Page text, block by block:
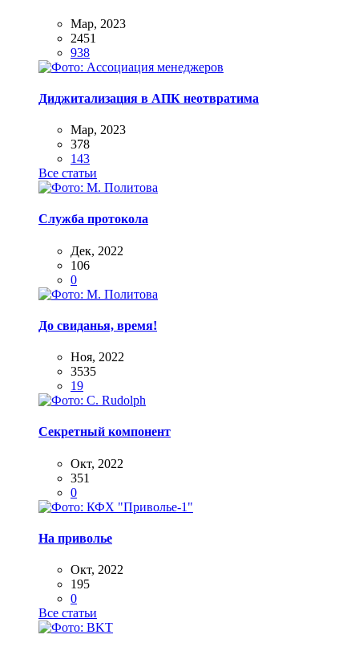
Мар, 2023
2451
938
Диджитализация в АПК неотвратима
Мар, 2023
378
143
Все статьи
Служба протокола
Дек, 2022
106
0
До свиданья, время!
Ноя, 2022
3535
19
Секретный компонент
Окт, 2022
351
0
На приволье
Окт, 2022
195
0
Все статьи